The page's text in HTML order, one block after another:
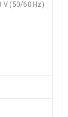
V (50/60 Hz)